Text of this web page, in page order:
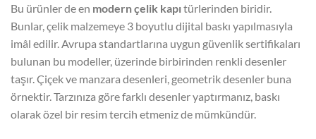
Bu ürünler de en modern çelik kapı türlerinden biridir.
Bunlar, çelik malzemeye 3 boyutlu dijital baskı yapılmasıyla
imâl edilir. Avrupa standartlarına uygun güvenlik sertifikaları
bulunan bu modeller, üzerinde birbirinden renkli desenler
taşır. Çiçek ve manzara desenleri, geometrik desenler buna
örnektir. Tarzınıza göre farklı desenler yaptırmanız, baskı
olarak özel bir resim tercih etmeniz de mümkündür.